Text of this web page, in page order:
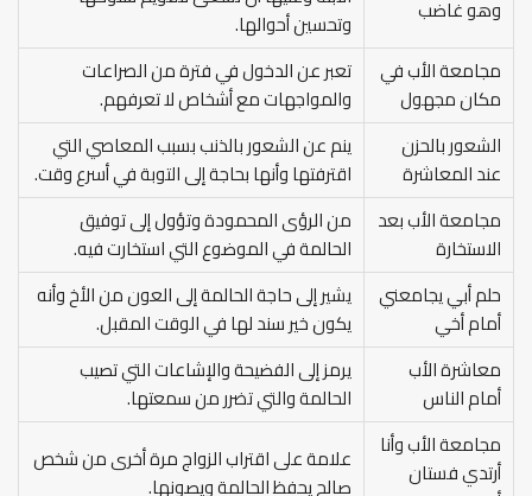
وهو غاضب
وتحسين أحوالها.
مجامعة الأب في
مكان مجهول
تعبر عن الدخول في فترة من الصراعات
والمواجهات مع أشخاص لا تعرفهم.
الشعور بالحزن
عند المعاشرة
ينم عن الشعور بالذنب بسبب المعاصي التي
اقترفتها وأنها بحاجة إلى التوبة في أسرع وقت.
مجامعة الأب بعد
الاستخارة
من الرؤى المحمودة وتؤول إلى توفيق
الحالمة في الموضوع التي استخارت فيه.
حلم أبي يجامعني
أمام أخي
يشير إلى حاجة الحالمة إلى العون من الأخ وأنه
يكون خير سند لها في الوقت المقبل.
معاشرة الأب
أمام الناس
يرمز إلى الفضيحة والإشاعات التي تصيب
الحالمة والتي تضرر من سمعتها.
مجامعة الأب وأنا
أرتدي فستان
علامة على اقتراب الزواج مرة أخرى من شخص
صالح يحفظ الحالمة ويصونها.